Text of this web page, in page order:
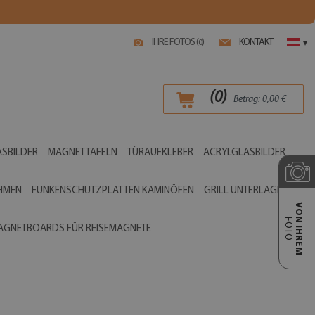
IHRE FOTOS (0) KONTAKT ▾
(0) Betrag: 0,00€
MAGNETTAFELN TÜRAUFKLEBER ACRYLGLASBILDER
FUNKENSCHUTZPLATTEN KAMINÖFEN GRILL UNTERLAGEN
FÜR REISEMAGNETE VON IHREM
FOTO